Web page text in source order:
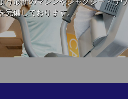
完備しております。